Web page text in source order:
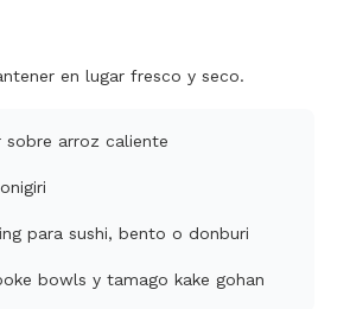
en lugar fresco y seco.
sobre arroz caliente
para sushi, bento o donburi
bowls y tamago kake gohan